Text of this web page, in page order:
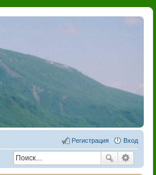
Вход
Регистрация